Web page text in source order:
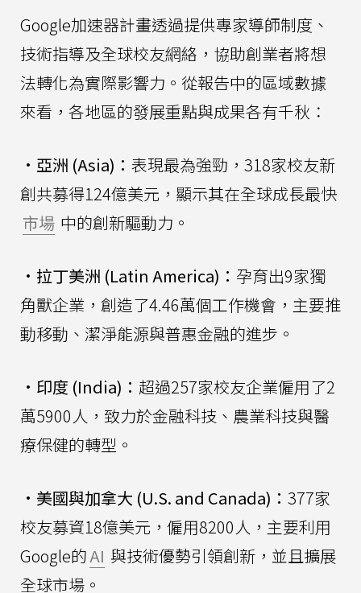
Google加速器計畫透過提供專家導師制度、
技術指導及全球校友網絡，協助創業者將想
法轉化為實際影響力。從報告中的區域數據
來看，各地區的發展重點與成果各有千秋：
• 亞洲 (Asia)： 表現最為強勁，318家校友新
創共募得124億美元，顯示其在全球成長最快
市場 中的創新驅動力。
• 拉丁美洲 (Latin America)： 孕育出9家獨
角獸企業，創造了4.46萬個工作機會，主要推
動移動、潔淨能源與普惠金融的進步。
• 印度 (India)： 超過257家校友企業僱用了2
萬5900人，致力於金融科技、農業科技與醫
療保健的轉型。
• 美國與加拿大 (U.S. and Canada)： 377家
校友募資18億美元，僱用8200人，主要利用
Google的AI 與技術優勢引領創新，並且擴展
全球市場。